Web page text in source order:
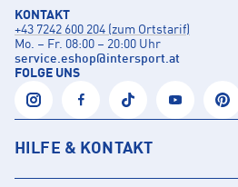
KONTAKT
+43 7242 600 204 (zum Ortstarif)
Mo. – Fr. 08:00 – 20:00 Uhr
service.eshop@intersport.at
FOLGE UNS
HILFE & KONTAKT